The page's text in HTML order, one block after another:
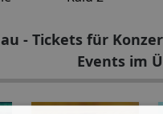
- Tickets für
Events im